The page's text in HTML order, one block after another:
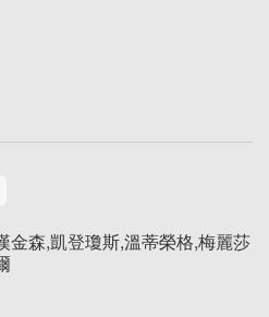
金森,凱登瓊斯,溫蒂榮格,梅麗莎